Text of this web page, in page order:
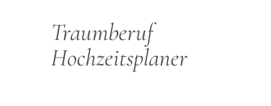
Traumberuf
Hochzeitsplaner